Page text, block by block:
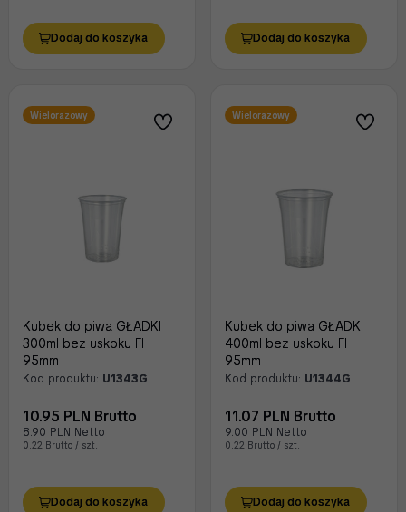
Dodaj do koszyka Dodaj do koszyka
Wielorazowy
Kubek do piwa GŁADKI
300ml bez uskoku FI
95mm
Kod produktu: U1343G
10.95 PLN Brutto
8.90 PLN Netto
0.22 Brutto / szt.
Dodaj do koszyka
Wielorazowy
Kubek do piwa GŁADKI
400ml bez uskoku FI
95mm
Kod produktu: U1344G
11.07 PLN Brutto
9.00 PLN Netto
0.22 Brutto / szt.
Dodaj do koszyka